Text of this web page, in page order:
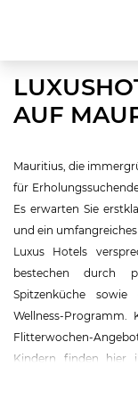
AUF
Mauritius, die
für
Es erwarten Sie
und ein
Luxus Hotels
bestechen durch
Spitzenküche sowie
Wellness-Programm.
Flitterwochen-
Kindern finden hier
Resorts auf